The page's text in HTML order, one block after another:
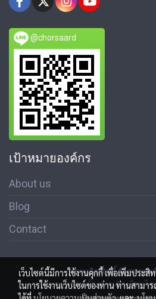
@chorsaard
เป้าหมายองค์กร
About us
Blog
Contact
สงวนลิขสิทธิ์ © สมาคม
นโนบายความเป็นส่วนตัว เงื่อนไ
เว็บไซต์นี้มีการใช้งานคุกกี้ เพื่อเพิ่มประ
ในการใช้งานเว็บไซต์ของท่าน ท่านสามา